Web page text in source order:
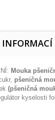
INFORMACÍ
Mouka
pšeničná
(pšeničná
kyselosti